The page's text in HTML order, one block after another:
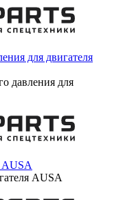
для двигателя
давления для
AUSA
AUSA